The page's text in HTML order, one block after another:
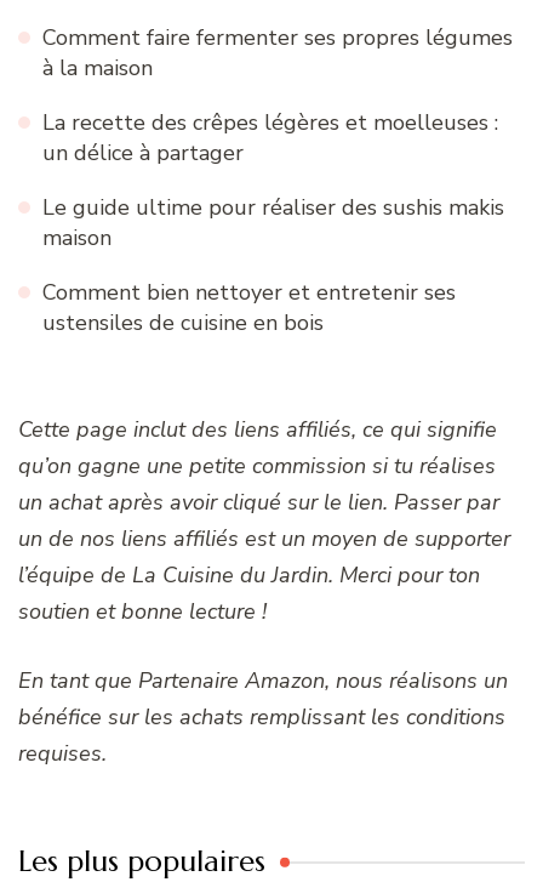
Comment faire fermenter ses propres légumes
à la maison
La recette des crêpes légères et moelleuses :
un délice à partager
Le guide ultime pour réaliser des sushis makis
maison
Comment bien nettoyer et entretenir ses
ustensiles de cuisine en bois
Cette page inclut des liens affiliés, ce qui signifie
qu’on gagne une petite commission si tu réalises
un achat après avoir cliqué sur le lien. Passer par
un de nos liens affiliés est un moyen de supporter
l’équipe de La Cuisine du Jardin. Merci pour ton
soutien et bonne lecture !
En tant que Partenaire Amazon, nous réalisons un
bénéfice sur les achats remplissant les conditions
requises.
Les plus populaires